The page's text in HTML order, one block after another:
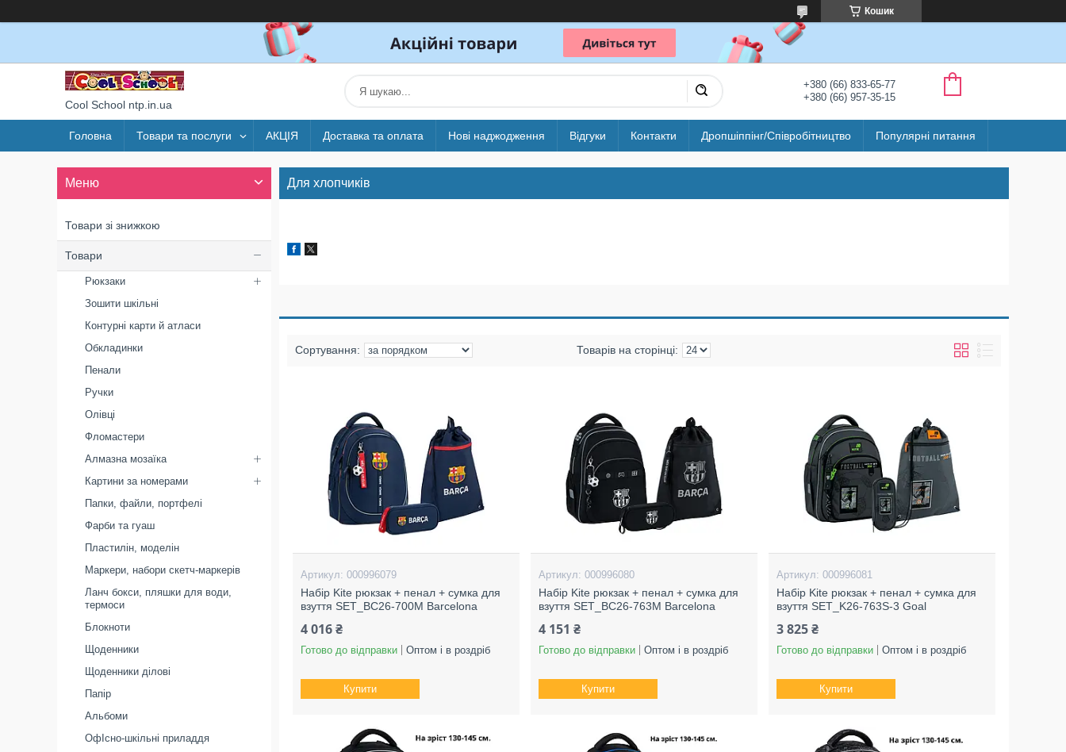
Кошик
Cool School ntp.in.ua
+380 (66) 833-65-77
+380 (66) 957-35-15
Головна Товари та послуги АКЦІЯ Доставка та оплата Нові наджодження Відгуки Контакти Дропшіппінг/Співробітництво Популярні питання
Для хлопчиків
000996079
Набір Kite рюкзак + пенал + сумка для
взуття SET_BC26-700M Barcelona
4 016 ₴
Готово до відправки Оптом і в роздріб
Купити
000996080
Набір Kite рюкзак + пенал + сумка для
взуття SET_BC26-763M Barcelona
4 151 ₴
Готово до відправки Оптом і в роздріб
Купити
000996081
Набір Kite рюкзак + пенал + сумка для
взуття SET_K26-763S-3 Goal
3 825 ₴
Готово до відправки Оптом і в роздріб
Купити
Товари зі знижкою
Товари
Рюкзаки
Зошити шкільні
Контурні карти й атласи
Обкладинки
Пенали
Ручки
Олівці
Фломастери
Алмазна мозаїка
Картини за номерами
Папки, файли, портфелі
Фарби та гуаш
Пластилін, моделін
Маркери, набори скетч-маркерів
Ланч бокси, пляшки для води,
термоси
Блокноти
Щоденники
Щоденники ділові
Папір
Альбоми
ОфІсно-шкільні приладдя